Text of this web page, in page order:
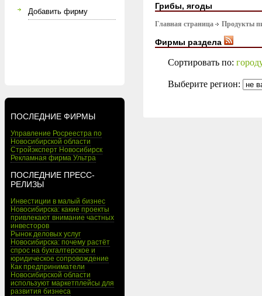
Добавить фирму
ПОСЛЕДНИЕ ФИРМЫ
Управление Росреестра по
Новосибирской области
Стройэксперт Новосибирск
Рекламная фирма Ультра
ПОСЛЕДНИЕ ПРЕСС-
РЕЛИЗЫ
Инвестиции в малый бизнес
Новосибирска: какие проекты
привлекают внимание частных
инвесторов
Рынок деловых услуг
Новосибирска: почему растёт
спрос на бухгалтерское и
юридическое сопровождение
Как предприниматели
Новосибирской области
используют маркетплейсы для
развития бизнеса
Грибы, ягоды
Главная страница Продукты
Фирмы раздела
Сортировать по:
Выберите регион: